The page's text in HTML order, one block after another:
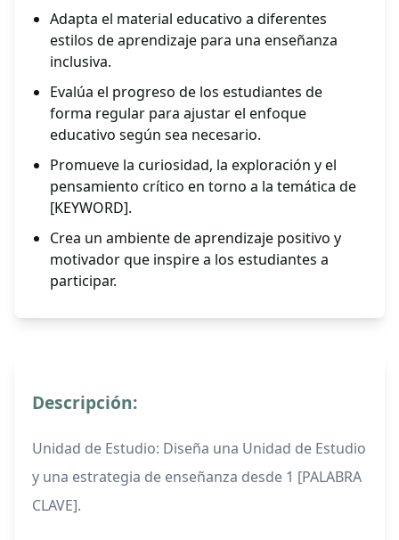
Adapta el material educativo a diferentes
estilos de aprendizaje para una enseñanza
inclusiva.
Evalúa el progreso de los estudiantes de
forma regular para ajustar el enfoque
educativo según sea necesario.
Promueve la curiosidad, la exploración y el
pensamiento crítico en torno a la temática de
[KEYWORD].
Crea un ambiente de aprendizaje positivo y
motivador que inspire a los estudiantes a
participar.
Descripción:
Unidad de Estudio: Diseña una Unidad de Estudio
y una estrategia de enseñanza desde 1 [PALABRA
CLAVE].